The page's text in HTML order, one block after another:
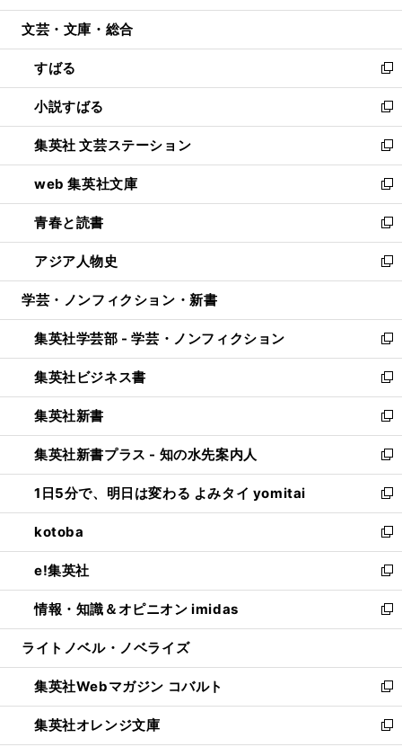
開
ウ
開
く
ン
ウ
で
開
く
ウ
ン
ド
ウ
で
開
く
文芸・文庫・総合
すばる
新
し
い
ウ
ィ
ン
ド
ウ
で
開
く
小説すばる
新
し
い
ウ
ィ
ン
ド
ウ
で
開
集英社 文芸ステーション
新
し
い
ウ
ィ
ン
ド
ウ
開
く
web 集英社文庫
新
し
い
ウ
ィ
ン
ウ
で
開
く
青春と読書
新
し
い
ウ
ン
ド
ウ
で
開
く
アジア人物史
新
し
ウ
ィ
ン
ド
ウ
で
開
く
学芸・ノンフィクション・新書
集英社学芸部 - 学芸・ノンフィクション
新
し
い
ウ
ィ
ン
ド
ウ
で
開
く
集英社ビジネス書
新
し
い
ウ
ィ
ン
ド
ウ
で
開
く
集英社新書
新
し
い
ウ
ィ
ン
ド
ウ
で
開
く
集英社新書プラス - 知の水先案内人
新
し
い
ウ
ィ
ン
ド
ウ
で
開
1日5分で、明日は変わる よみタイ yomitai
新
し
い
ウ
ィ
ン
ド
ウ
開
く
kotoba
新
し
い
ウ
ィ
ン
ウ
で
開
く
e!集英社
新
し
い
ウ
ン
ド
ウ
で
情報・知識＆オピニオン imidas
新
し
ウ
ィ
ン
ド
ライトノベル・ノベライズ
集英社Webマガジン コバルト
新
し
い
集英社オレンジ文庫
新